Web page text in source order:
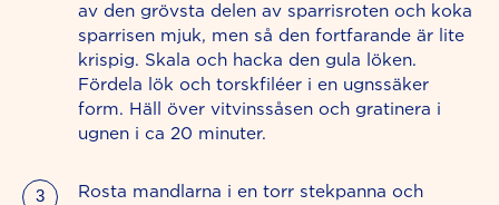
av den grövsta delen av sparrisroten och koka
sparrisen mjuk, men så den fortfarande är lite
krispig. Skala och hacka den gula löken.
Fördela lök och torskfiléer i en ugnssäker
form. Häll över vitvinssåsen och gratinera i
ugnen i ca 20 minuter.
Rosta mandlarna i en torr stekpanna och